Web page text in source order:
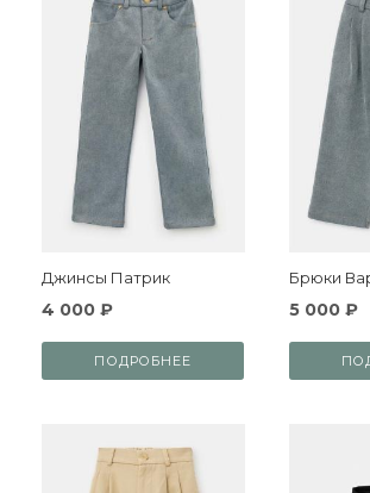
Джинсы Патрик
4 000 ₽
ПОДРОБНЕЕ
Брюки
5 000 ₽